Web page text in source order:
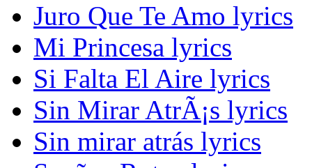
Juro Que Te Amo lyrics
Mi Princesa lyrics
Si Falta El Aire lyrics
Sin Mirar AtrÃ¡s lyrics
Sin mirar atrás lyrics